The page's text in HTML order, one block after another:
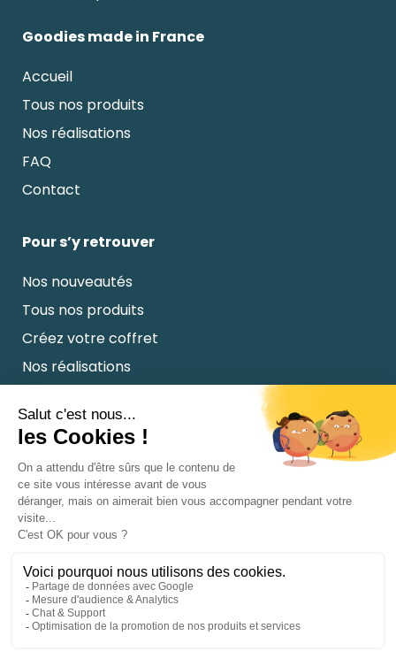
Goodies made in France
Accueil
Tous nos produits
Nos réalisations
FAQ
Contact
Pour s’y retrouver
Nos nouveautés
Tous nos produits
Créez votre coffret
Nos réalisations
Notre mission
Le blog
FAQ
Contact
Linkedin